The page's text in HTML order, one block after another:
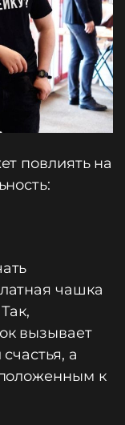
повлиять на
чашка
вызывает
а
к